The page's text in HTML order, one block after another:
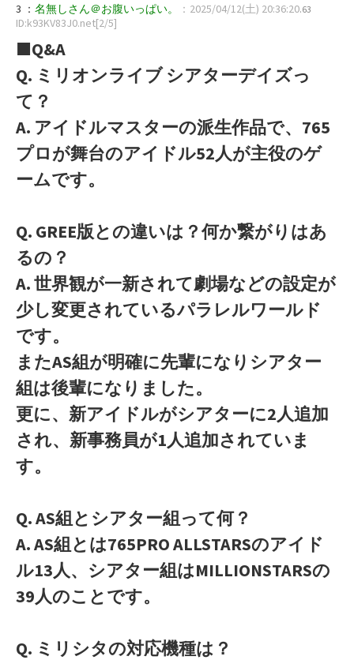
3 ： 名無しさん＠お腹いっぱい。 ：2025/04/12(土) 20:36:20.63
ID:k93KV83J0.net[2/5]
■Q&A
Q. ミリオンライブ シアターデイズっ
て？
A. アイドルマスターの派生作品で、765
プロが舞台のアイドル52人が主役のゲ
ームです。
Q. GREE版との違いは？何か繋がりはあ
るの？
A. 世界観が一新されて劇場などの設定が
少し変更されているパラレルワールド
です。
またAS組が明確に先輩になりシアター
組は後輩になりました。
更に、新アイドルがシアターに2人追加
され、新事務員が1人追加されていま
す。
Q. AS組とシアター組って何？
A. AS組とは765PRO ALLSTARSのアイド
ル13人、シアター組はMILLIONSTARSの
39人のことです。
Q. ミリシタの対応機種は？